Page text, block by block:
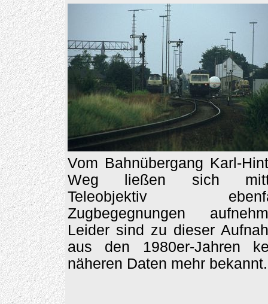
Vom Bahnübergang Karl-
Weg ließen sich
Teleobjektiv
Zugbegegnungen
Leider sind zu dieser
aus den 1980er-Jahren
näheren Daten mehr bekannt.